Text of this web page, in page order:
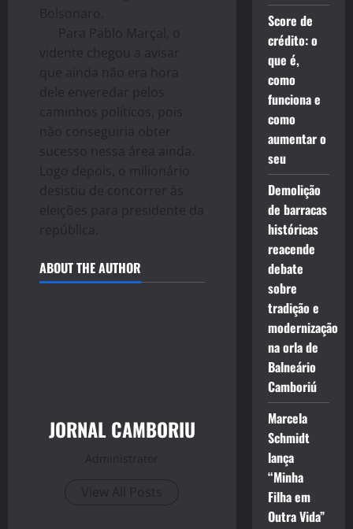
Bolsonaro.
Para Pablo Marçal, o
vidente chegou a avisar
que ainda não era hora
dele enveredar pelos
caminhos políticos, pois
não conseguiria obter
sucesso nessa área ainda.
Logo depois, o milionário
desistiu de concorrer às
eleições para presidente da
república.
ABOUT THE AUTHOR
JORNAL CAMBORIU
Administrator
View All Posts
Score de
crédito: o
que é,
como
funciona e
como
aumentar o
seu
Demolição
de barracas
históricas
reacende
debate
sobre
tradição e
modernização
na orla de
Balneário
Camboriú
Marcela
Schmidt
lança
“Minha
Filha em
Outra Vida”